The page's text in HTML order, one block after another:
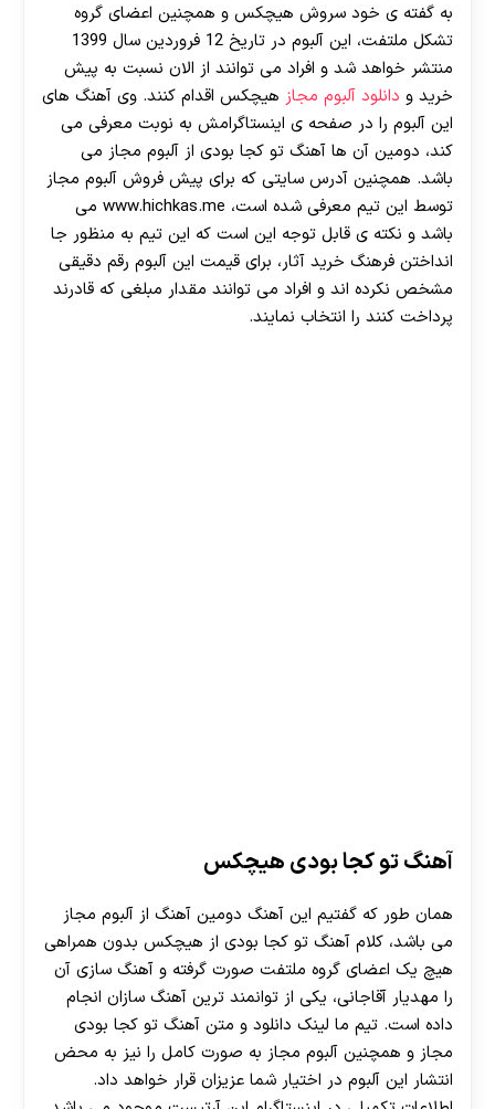
به گفته ی خود سروش هیچکس و همچنین اعضای گروه
تشکل ملتفت، این آلبوم در تاریخ 12 فروردین سال 1399
منتشر خواهد شد و افراد می توانند از الان نسبت به پیش
خرید و دانلود آلبوم مجاز هیچکس اقدام کنند. وی آهنگ های
این آلبوم را در صفحه ی اینستاگرامش به نوبت معرفی می
کند، دومین آن ها آهنگ تو کجا بودی از آلبوم مجاز می
باشد. همچنین آدرس سایتی که برای پیش فروش آلبوم مجاز
توسط این تیم معرفی شده است، www.hichkas.me می
باشد و نکته ی قابل توجه این است که این تیم به منظور جا
انداختن فرهنگ خرید آثار، برای قیمت این آلبوم رقم دقیقی
مشخص نکرده اند و افراد می توانند مقدار مبلغی که قادرند
پرداخت کنند را انتخاب نمایند.
آهنگ تو کجا بودی هیچکس
همان طور که گفتیم این آهنگ دومین آهنگ از آلبوم مجاز
می باشد، کلام آهنگ تو کجا بودی از هیچکس بدون همراهی
هیچ یک اعضای گروه ملتفت صورت گرفته و آهنگ سازی آن
را مهدیار آقاجانی، یکی از توانمند ترین آهنگ سازان انجام
داده است. تیم ما لینک دانلود و متن آهنگ تو کجا بودی
مجاز و همچنین آلبوم مجاز به صورت کامل را نیز به محض
انتشار این آلبوم در اختیار شما عزیزان قرار خواهد داد.